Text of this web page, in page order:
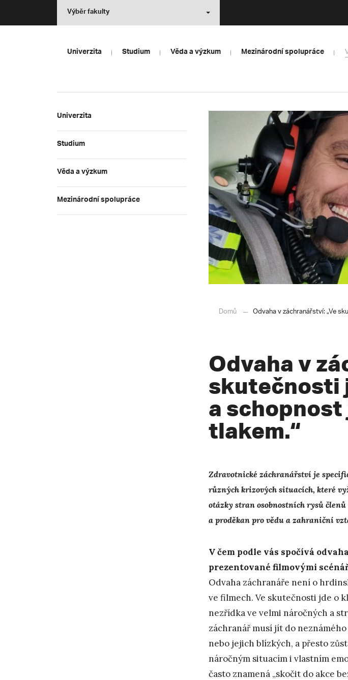
Výběr fakulty
Univerzita Studium Věda a výzkum Mezinárodní spolupráce
Univerzita
Studium
Věda a výzkum
Mezinárodní spolupráce
Domů Odvaha v záchranářství: „Ve
Odvaha v
skutečnosti
a
tlakem.“
Zdravotnické záchranářství je
různých krizových situacích, které
otázky stran osobnostních rysů
a proděkan pro vědu a zahraniční
V čem podle vás spočívá
prezentované filmovými
Odvaha záchranáře není o
ve filmech. Ve skutečnosti jde o
nezřídka ve velmi náročných a
záchranář musí jít do
nebo jejich blízkých, a přesto
náročným situacím i vlastním
často znamená „skočit do akce